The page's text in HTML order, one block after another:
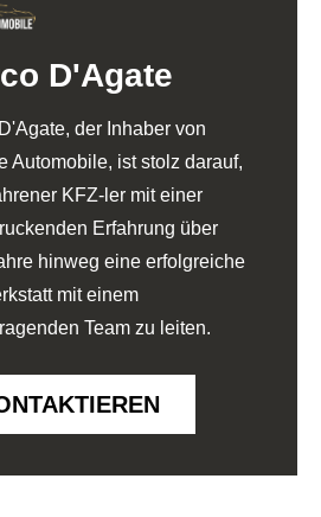
D'Agate
der Inhaber von
Automobile, ist stolz darauf,
KFZ-ler mit einer
Erfahrung über
hinweg eine erfolgreiche
mit einem
Team zu leiten.